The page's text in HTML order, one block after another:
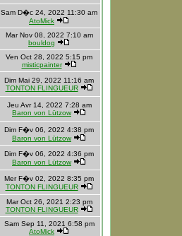
Sam D�c 24, 2022 11:30 am
AtoMick
Mar Nov 08, 2022 7:10 am
bouldog
Ven Oct 28, 2022 5:15 pm
misticpainter
Dim Mai 29, 2022 11:16 am
TONTON FLINGUEUR
Jeu Avr 14, 2022 7:28 am
Baron von Lützow
Dim F�v 06, 2022 4:38 pm
Baron von Lützow
Dim F�v 06, 2022 4:36 pm
Baron von Lützow
Mer F�v 02, 2022 8:35 pm
TONTON FLINGUEUR
Mar Oct 26, 2021 2:23 pm
TONTON FLINGUEUR
Sam Sep 11, 2021 6:58 pm
AtoMick